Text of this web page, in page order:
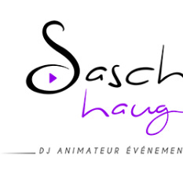
content